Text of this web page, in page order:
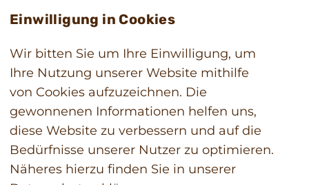
Einwilligung in Cookies
Wir bitten Sie um Ihre Einwilligung, um
Ihre Nutzung unserer Website mithilfe
von Cookies aufzuzeichnen. Die
gewonnenen Informationen helfen uns,
diese Website zu verbessern und auf die
Bedürfnisse unserer Nutzer zu optimieren.
Näheres hierzu finden Sie in unserer